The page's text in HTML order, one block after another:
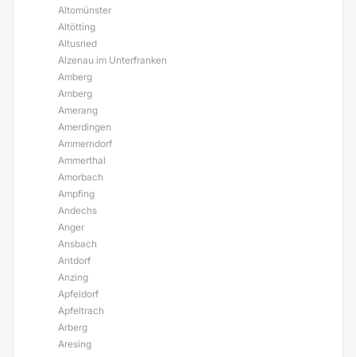
Altomünster
Altötting
Altusried
Alzenau im Unterfranken
Amberg
Amberg
Amerang
Amerdingen
Ammerndorf
Ammerthal
Amorbach
Ampfing
Andechs
Anger
Ansbach
Antdorf
Anzing
Apfeldorf
Apfeltrach
Arberg
Aresing